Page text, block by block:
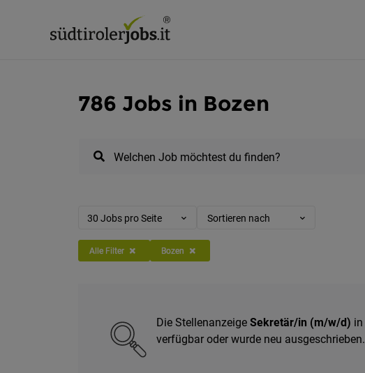
786 Jobs in Bozen
Welchen Job möchtest du finden?
30 Jobs pro Seite Sortieren nach
Alle Filter Bozen
Die Stellenanzeige Sekretär/in (m/w/d) in
verfügbar oder wurde neu ausgeschrieben.